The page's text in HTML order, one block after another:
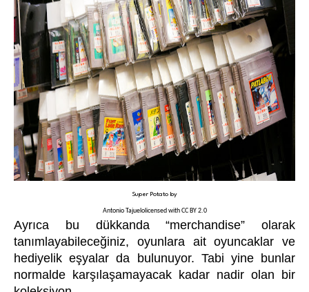
Super Potatoby
Antonio Tajuelolicensed withCC BY 2.0
Ayrıca bu dükkanda “merchandise” olarak
tanımlayabileceğiniz, oyunlara ait oyuncaklar ve
hediyelik eşyalar da bulunuyor. Tabi yine bunlar
normalde karşılaşamayacak kadar nadir olan bir